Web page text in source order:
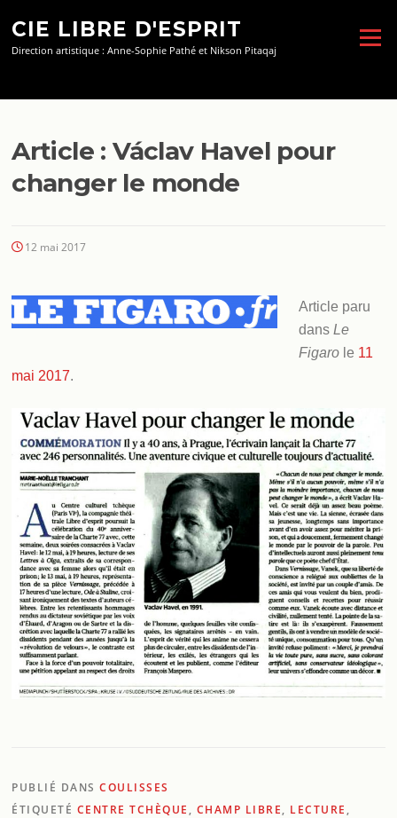
contenu
CIE LIBRE D'ESPRIT
Direction artistique : Anne-Sophie Pathé et Nikson Pitaqaj
Menu
Article : Václav Havel pour
changer le monde
12 mai 2017
Article paru
dans Le
Figarole 11
mai 2017.
PUBLIÉ DANSCOULISSES
ÉTIQUETÉ CENTRE TCHÈQUE , CHAMP LIBRE, LECTURE ,